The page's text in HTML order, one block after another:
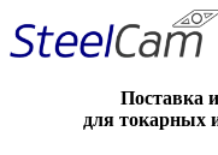
Поставка
для токарных